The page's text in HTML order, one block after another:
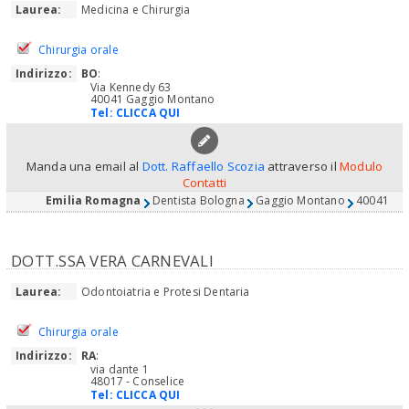
Laurea: Medicina e Chirurgia
Chirurgia orale
Indirizzo:
BO:
Via Kennedy 63
40041 Gaggio Montano
Tel: CLICCA QUI
Manda una email al Dott. Raffaello Scozia attraverso il Modulo
Contatti
Emilia Romagna Dentista Bologna Gaggio Montano 40041
DOTT.SSA VERA CARNEVALI
Laurea: Odontoiatria e Protesi Dentaria
Chirurgia orale
Indirizzo:
RA:
via dante 1
48017 - Conselice
Tel: CLICCA QUI